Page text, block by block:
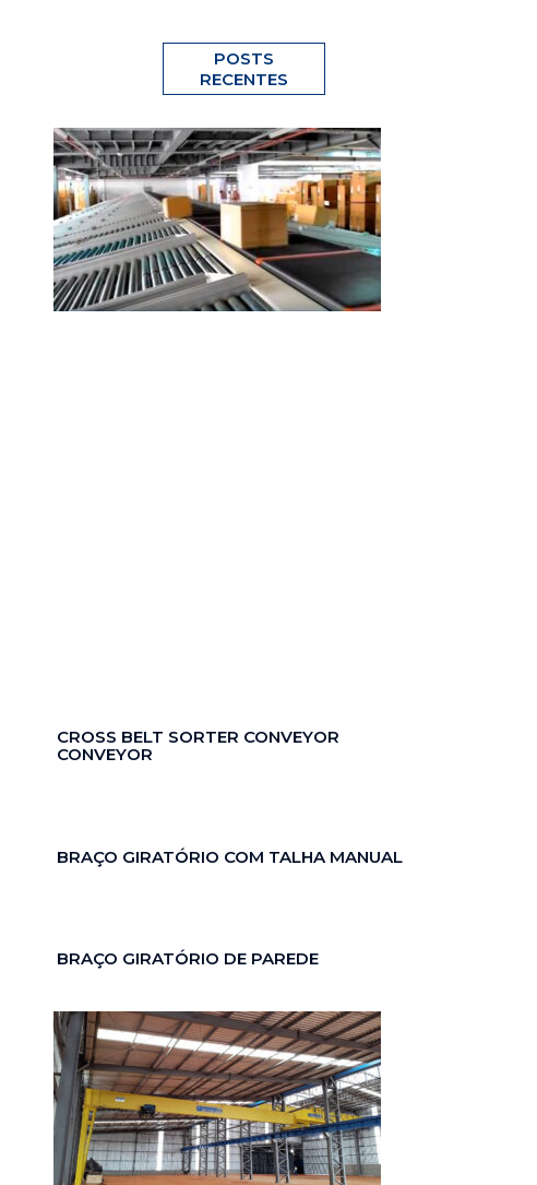
POSTS
RECENTES
CROSS BELT SORTER CONVEYOR
CONVEYOR
BRAÇO GIRATÓRIO COM TALHA MANUAL
BRAÇO GIRATÓRIO DE PAREDE